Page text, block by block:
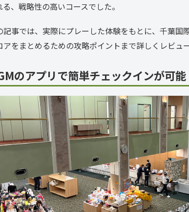
る、戦略性の高いコースでした。
記事では、実際にプレーした体験をもとに、千葉国
アをまとめるための攻略ポイントまで詳しくレビュー
のアプリで簡単チェックインが可能